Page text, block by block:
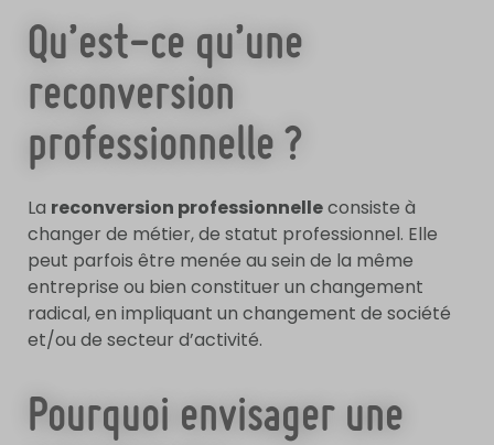
Qu’est-ce qu’une
reconversion
professionnelle ?
La reconversion professionnelleconsiste à
changer de métier, de statut professionnel. Elle
peut parfois être menée au sein de la même
entreprise ou bien constituer un changement
radical, en impliquant un changement de société
et/ou de secteur d’activité.
Pourquoi envisager une